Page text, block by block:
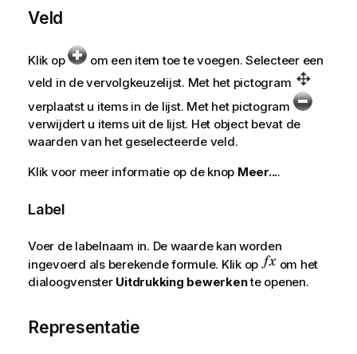
Veld
Klik op
om een item toe te voegen. Selecteer een
veld in de vervolgkeuzelijst. Met het pictogram
verplaatst u items in de lijst. Met het pictogram
verwijdert u items uit de lijst. Het object bevat de
waarden van het geselecteerde veld.
Klik voor meer informatie op de knop Meer....
Label
Voer de labelnaam in. De waarde kan worden
ingevoerd als berekende formule. Klik op
om het
dialoogvenster Uitdrukking bewerkente openen.
Representatie